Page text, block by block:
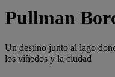
Pullman
Un destino junto al lago
los viñedos y la ciudad